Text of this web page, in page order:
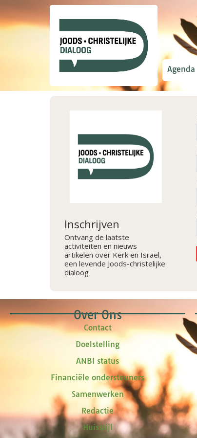
Agenda
Inschrijven
Ontvang de laatste
activiteiten en nieuws
artikelen over Kerk en Israël,
een levende Joods-christelijke
dialoog
Over Ons
Contact
Doelstelling
ANBI status
Financiële ondersteuners
Samenwerken
Redactie
Huisstijl